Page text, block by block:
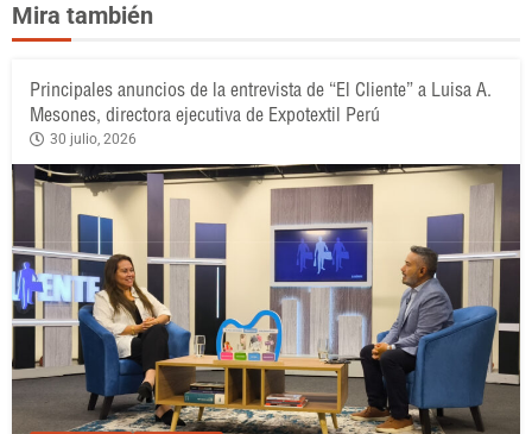
Mira también
Principales anuncios de la entrevista de “El Cliente” a Luisa A.
Mesones, directora ejecutiva de Expotextil Perú
30 julio, 2026